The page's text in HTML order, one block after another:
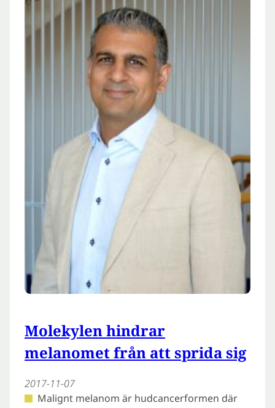
Molekylen hindrar
melanomet från att sprida sig
2017-11-07
Malignt melanom är hudcancerformen där